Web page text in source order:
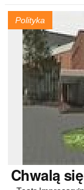
Polityka
Chwaląsię